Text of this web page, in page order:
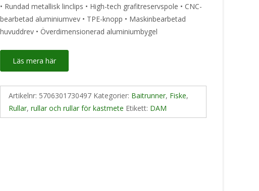
• Rundad metallisk linclips • High-tech grafitreservspole • CNC-
bearbetad aluminiumvev • TPE-knopp • Maskinbearbetad
huvuddrev • Överdimensionerad aluminiumbygel
Läs mera här
Artikelnr: 5706301730497 Kategorier: Baitrunner, Fiske,
Rullar,rullar och rullar för kastmete Etikett: DAM